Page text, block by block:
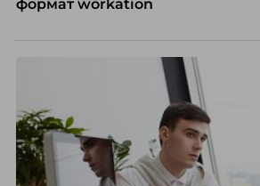
формат workation